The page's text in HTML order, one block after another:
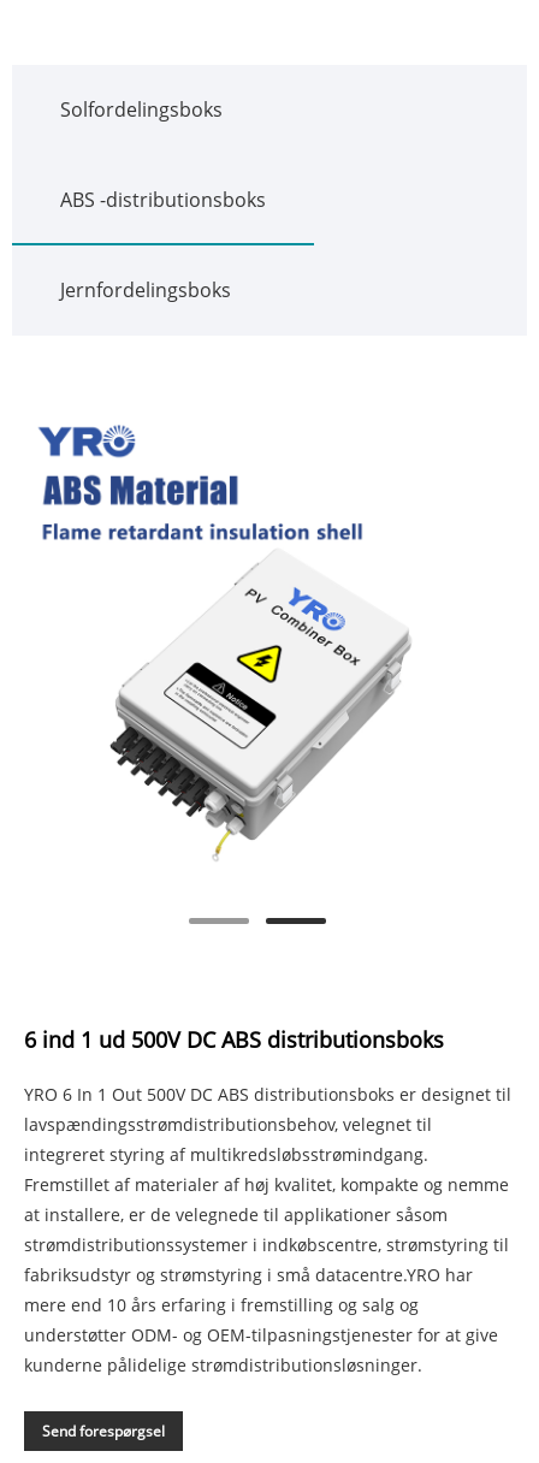
Solfordelingsboks
ABS -distributionsboks
Jernfordelingsboks
6 ind 1 ud 500V DC ABS distributionsboks
YRO 6 In 1 Out 500V DC ABS distributionsboks er designet til
lavspændingsstrømdistributionsbehov, velegnet til
integreret styring af multikredsløbsstrømindgang.
Fremstillet af materialer af høj kvalitet, kompakte og nemme
at installere, er de velegnede til applikationer såsom
strømdistributionssystemer i indkøbscentre, strømstyring til
fabriksudstyr og strømstyring i små datacentre.YRO har
mere end 10 års erfaring i fremstilling og salg og
understøtter ODM- og OEM-tilpasningstjenester for at give
kunderne pålidelige strømdistributionsløsninger.
Send forespørgsel